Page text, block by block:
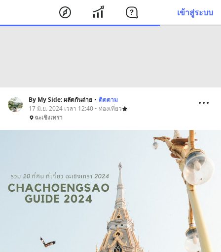
เข้าสู่ระบบ
By My Side: ผลัดกันถ่าย • ติดตาม
17 มิ.ย. 2024 เวลา 12:40 • ท่องเที่ยว
ฉะเชิงเทรา